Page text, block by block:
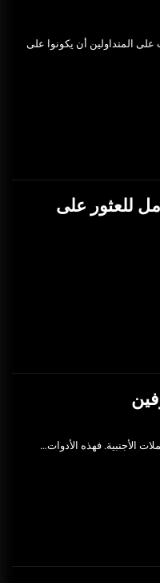
على المتداولين أن يكونوا على
للعثور على
الأجنبية. فهذه الأدوات…